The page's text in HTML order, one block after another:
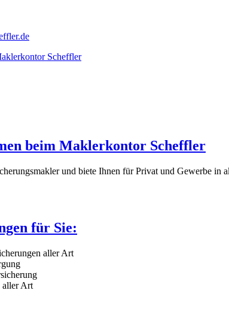
beim Maklerkontor Scheffler
und biete Ihnen für Privat und Gewerbe in
für Sie:
aller Art
aller Art